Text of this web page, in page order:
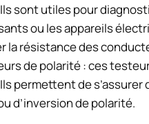
sont utiles pour
ou les appareils
la résistance des
de polarité : ces
permettent de
d’inversion de polarité.